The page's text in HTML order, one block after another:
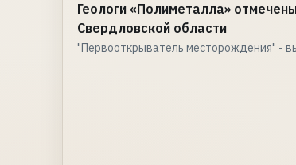
Геологи «Полиметалла»
Свердловской области
"Первооткрыватель месторождения" -